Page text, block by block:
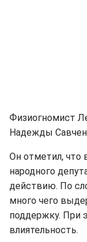
Физиогномист
Надежды
Он отметил,
народного
действию. По
много чего
поддержку. При
влиятельность.